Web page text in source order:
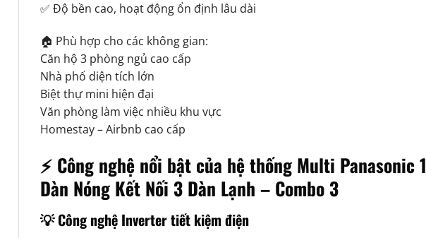
✅ Độ bền cao, hoạt động ổn định lâu dài
🏠 Phù hợp cho các không gian:
Căn hộ 3 phòng ngủ cao cấp
Nhà phố diện tích lớn
Biệt thự mini hiện đại
Văn phòng làm việc nhiều khu vực
Homestay – Airbnb cao cấp
⚡ Công nghệ nổi bật của hệ thống Multi Panasonic 1
Dàn Nóng Kết Nối 3 Dàn Lạnh – Combo 3
💡 Công nghệ Inverter tiết kiệm điện